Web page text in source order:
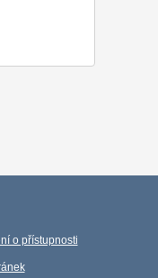
o přístupnosti